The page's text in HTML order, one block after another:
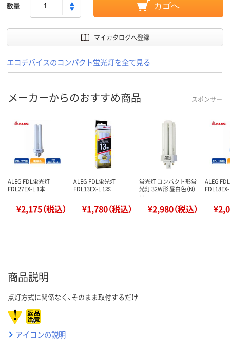
数量 カゴへ
マイカタログへ登録
エコデバイスのコンパクト蛍光灯を全て見る
メーカーからのおすすめ商品 スポンサー
ALEG FDL蛍光灯
FDL27EX-L 1本
¥2,175（税込）
ALEG FDL蛍光灯
FDL13EX-L 1本
¥1,780（税込）
蛍光灯 コンパクト形蛍
光灯 32W形 昼白色（N）
…
¥2,980（税込）
ALEG
商品説明
点灯方式に関係なく、そのまま取付するだけ
アイコンの説明